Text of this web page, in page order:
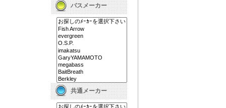
バスメーカー
共通メーカー